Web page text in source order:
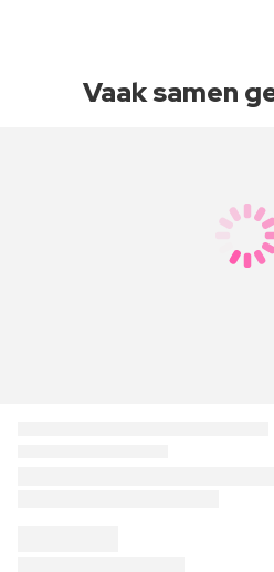
Vaak samen